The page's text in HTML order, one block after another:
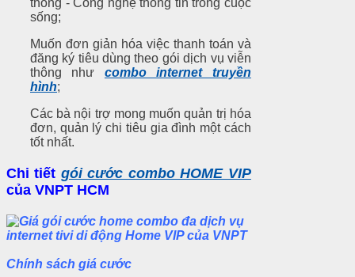
thông - Công nghệ thông tin trong cuộc
sống;
Muốn đơn giản hóa việc thanh toán và
đăng ký tiêu dùng theo gói dịch vụ viễn
thông như combo internet truyền
hình;
Các bà nội trợ mong muốn quản trị hóa
đơn, quản lý chi tiêu gia đình một cách
tốt nhất.
Chi tiết gói cước combo HOME VIP
của VNPT HCM
Chính sách giá cước